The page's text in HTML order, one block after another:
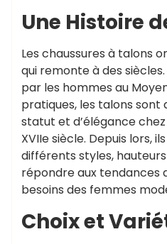
Une Histoire
Les chaussures à talons
qui remonte à des
par les hommes au
pratiques, les talons sont
statut et d’élégance
XVIIe siècle. Depuis lors,
différents styles,
répondre aux tendances
besoins des femmes
Choix et